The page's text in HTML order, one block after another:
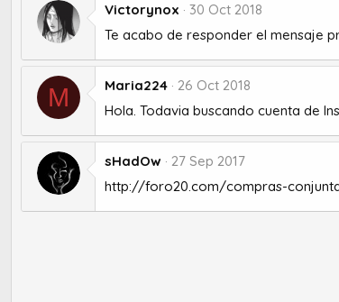
Victorynox
30 Oct 2018
Te acabo de responder el mensaje
M Maria224
26 Oct 2018
Hola. Todavia buscando cuenta de
sHadOw
27 Sep 2017
http://foro20.com/compras-